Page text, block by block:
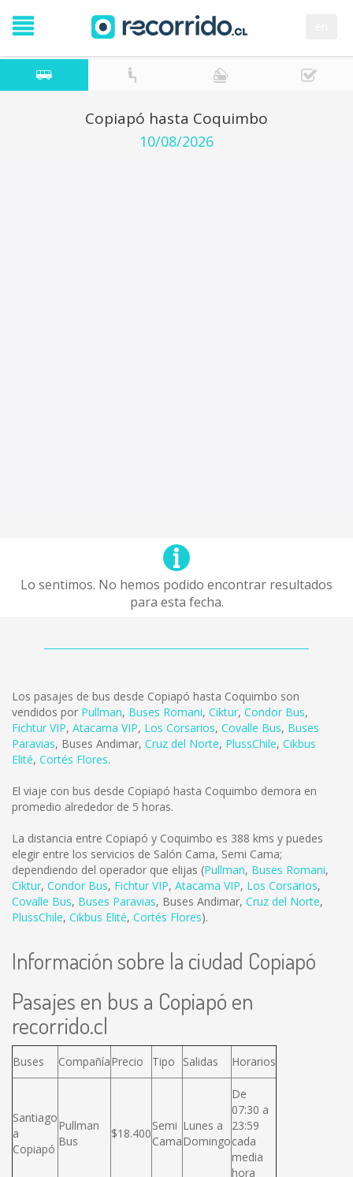
Copiapó hasta Coquimbo
10/08/2026
Lo sentimos. No hemos podido encontrar resultados
para esta fecha.
Los pasajes de bus desde Copiapó hasta Coquimbo son
vendidos por Pullman, Buses Romani, Ciktur, Condor Bus,
Fichtur VIP, Atacama VIP, Los Corsarios, Covalle Bus, Buses
Paravias, Buses Andimar, Cruz del Norte, PlussChile, Cikbus
Elité, Cortés Flores.
El viaje con bus desde Copiapó hasta Coquimbo demora en
promedio alrededor de 5 horas.
La distancia entre Copiapó y Coquimbo es 388 kms y puedes
elegir entre los servicios de Salón Cama, Semi Cama;
dependiendo del operador que elijas (Pullman, Buses Romani,
Ciktur, Condor Bus, Fichtur VIP, Atacama VIP, Los Corsarios,
Covalle Bus, Buses Paravias, Buses Andimar, Cruz del Norte,
PlussChile, Cikbus Elité, Cortés Flores).
Información sobre la ciudad Copiapó
Pasajes en bus a Copiapó en
recorrido.cl
Buses CompañíaPrecio Tipo Salidas Horarios
Santiago
a
Copiapó
Pullman
Bus
$18.400
Semi
Cama
Lunes a
Domingo
De
07:30 a
23:59
cada
media
hora